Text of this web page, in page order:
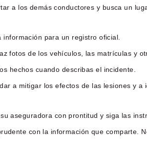
a los demás conductores y busca un
para un registro oficial.
fotos de los vehículos, las matrículas y
hechos cuando describas el incidente.
a mitigar los efectos de las lesiones y a
aseguradora con prontitud y siga las
con la información que comparte.